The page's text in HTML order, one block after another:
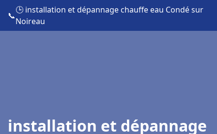
📞
🕒 installation et dépannage chauffe eau Condé sur
Noireau
installation et dépannage